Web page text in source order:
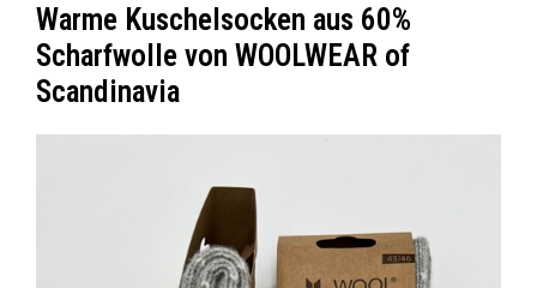
Warme Kuschelsocken aus 60%
Scharfwolle von WOOLWEAR of
Scandinavia